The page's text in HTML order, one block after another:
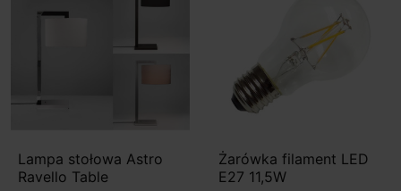
Lampa stołowa Astro
Ravello Table
Żarówka filament LED
E27 11,5W